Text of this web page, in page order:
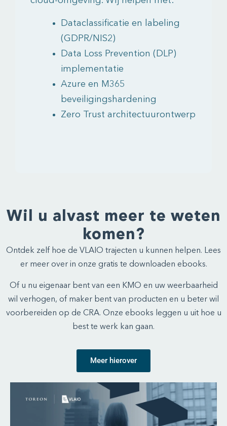
Dataclassificatie en labeling
(GDPR/NIS2)
Data Loss Prevention (DLP)
implementatie
Azure en M365
beveiligingshardening
Zero Trust architectuurontwerp
Wil u alvast meer te weten
komen?
Ontdek zelf hoe de VLAIO trajecten u kunnen helpen. Lees
er meer over in onze gratis te downloaden ebooks.
Of u nu eigenaar bent van een KMO en uw weerbaarheid
wil verhogen, of maker bent van producten en u beter wil
voorbereiden op de CRA. Onze ebooks leggen u uit hoe u
best te werk kan gaan.
Meer hierover